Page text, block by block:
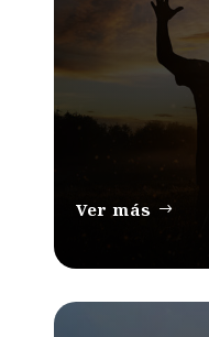
Ver más